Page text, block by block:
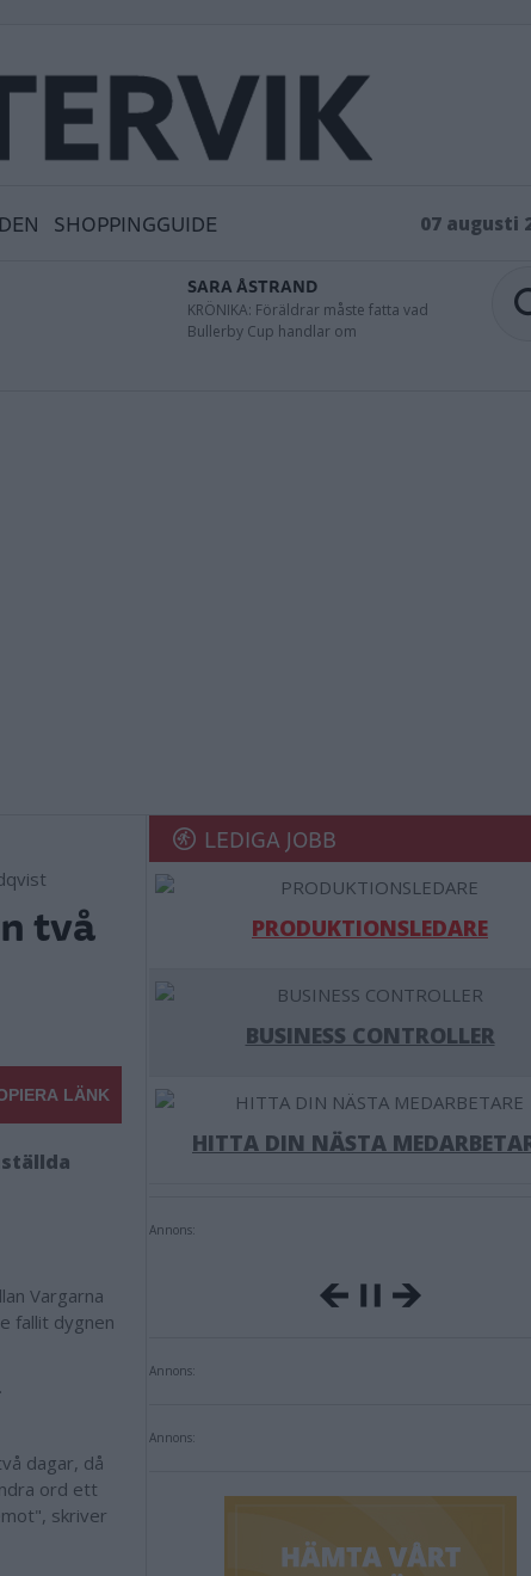
SHOPPINGGUIDE 07 augusti
SARA ÅSTRAND
KRÖNIKA: Föräldrar måste fatta vad
Bullerby Cup handlar om
två
LÄNK
Vargarna
fallit dygnen
dagar, då
ord ett
skriver
LEDIGA JOBB
PRODUKTIONSLEDARE
BUSINESS CONTROLLER
HITTA DIN NÄSTA
Annons:
Annons:
Annons: